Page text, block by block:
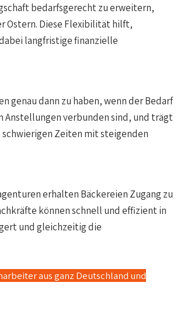
bedarfsgerecht zu erweitern,
Ostern. Diese Flexibilität hilft,
langfristige finanzielle
genau dann zu haben, wenn der Bedarf
verbunden sind, und trägt
Zeiten mit steigenden
erhalten Bäckereien Zugang zu
können schnell und effizient in
und gleichzeitig die
aus ganz Deutschland und